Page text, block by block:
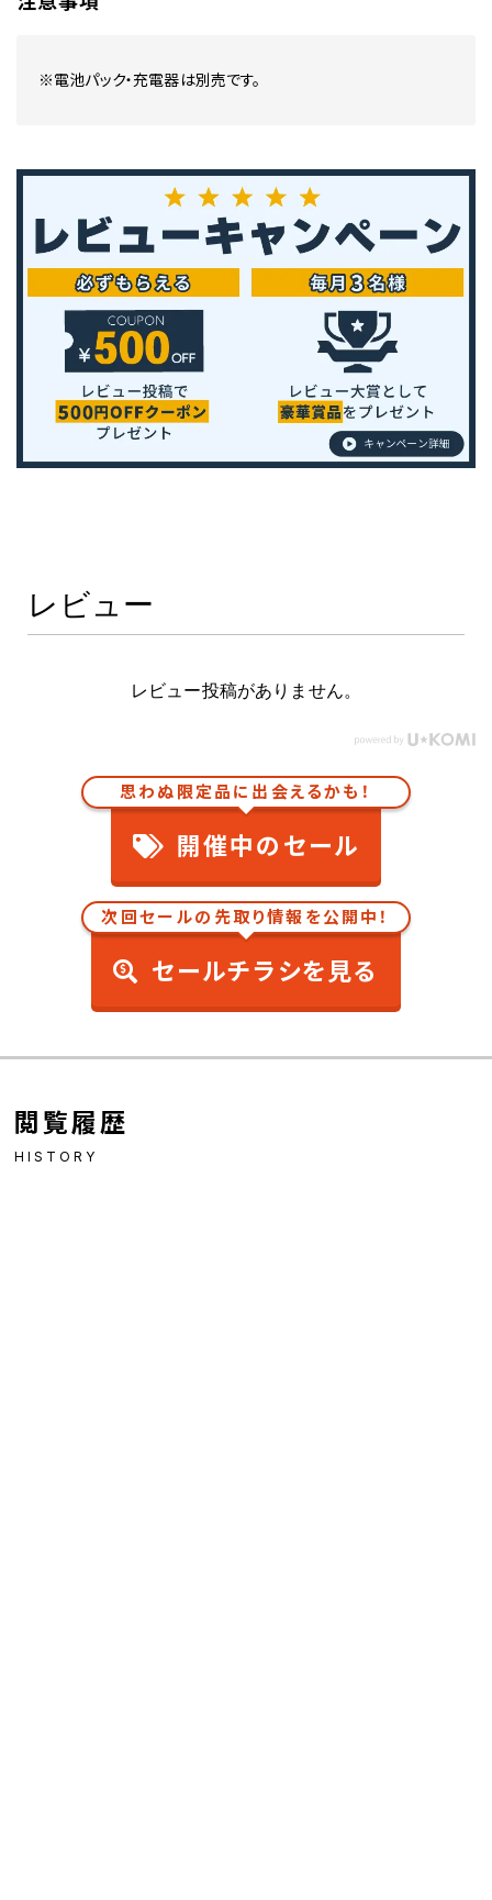
※電池パック・充電器は別売です。
レビュー
レビュー投稿がありません。
思わぬ限定品に出会えるかも！
開催中のセール
次回セールの先取り情報を公開中！
セールチラシを見る
閲覧履歴
HISTORY